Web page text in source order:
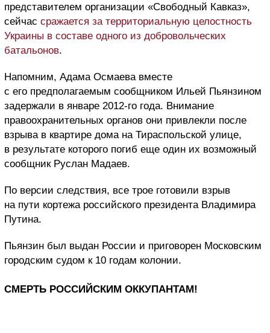
представителем организации «Свободный Кавказ»,
сейчас сражается за территориальную целостность
Украины в составе одного из добровольческих
батальонов.
Напомним, Адама Осмаева вместе
с его предполагаемым сообщником Ильей Пьянзином
задержали в январе 2012-го года. Внимание
правоохранительных органов они привлекли после
взрыва в квартире дома на Тираспольской улице,
в результате которого погиб еще один их возможный
сообщник Руслан Мадаев.
По версии следствия, все трое готовили взрыв
на пути кортежа российского президента Владимира
Путина.
Пьянзин был выдан России и приговорен Московским
городским судом к 10 годам колонии.
СМЕРТЬ РОССИЙСКИМ ОККУПАНТАМ!